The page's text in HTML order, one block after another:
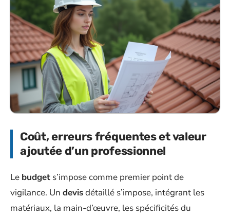
Coût, erreurs fréquentes et valeur
ajoutée d’un professionnel
Le budget s’impose comme premier point de
vigilance. Un devisdétaillé s’impose, intégrant les
matériaux, la main-d’œuvre, les spécificités du